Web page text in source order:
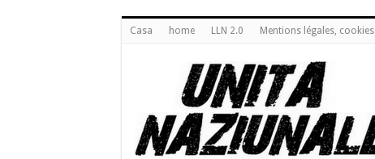
Casa home LLN 2.0 Mentions légales, cookies